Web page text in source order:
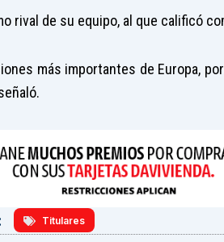
rival de su equipo, al que calificó
más importantes de Europa,
Titulares